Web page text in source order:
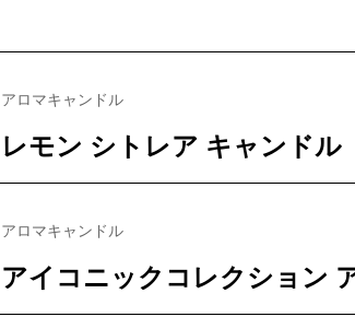
アロマキャンドル
レモン シトレア キャンドル
アロマキャンドル
アイコニックコレクション